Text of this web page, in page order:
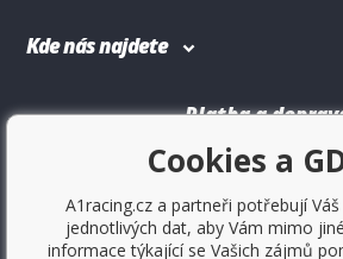
Kde nás najdete
Platba a
Cookies a
A1racing.cz a partneři potřebují
jednotlivých dat, aby Vám mimo
informace týkající se Vašich zájmů